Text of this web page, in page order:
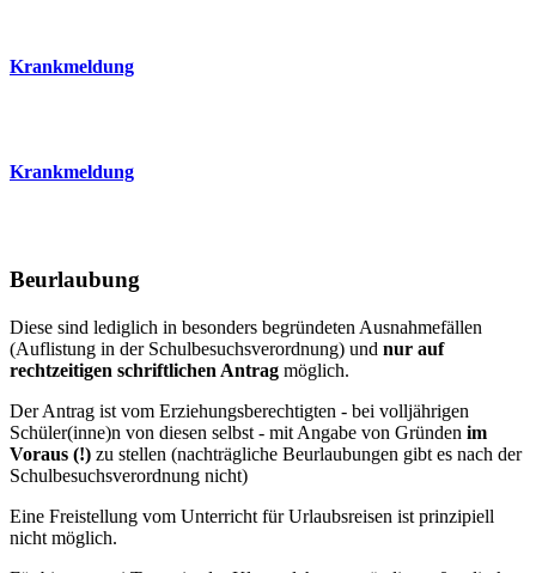
Krankmeldung
Krankmeldung
Beurlaubung
Diese sind lediglich in besonders begründeten Ausnahmefällen
(Auflistung in der Schulbesuchsverordnung) und nur auf
rechtzeitigen schriftlichen Antrag möglich.
Der Antrag ist vom Erziehungsberechtigten - bei volljährigen
Schüler(inne)n von diesen selbst - mit Angabe von Gründen im
Voraus (!) zu stellen (nachträgliche Beurlaubungen gibt es nach der
Schulbesuchsverordnung nicht)
Eine Freistellung vom Unterricht für Urlaubsreisen ist prinzipiell
nicht möglich.